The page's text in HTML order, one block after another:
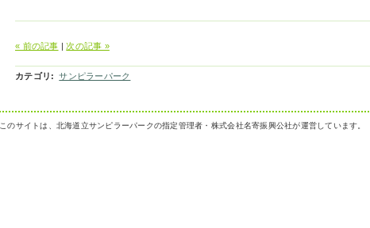
« 前の記事 |次の記事 »
カテゴリ : サンピラーパーク
このサイトは、北海道立サンピラーパークの指定管理者・株式会社名寄振興公社が運営しています。